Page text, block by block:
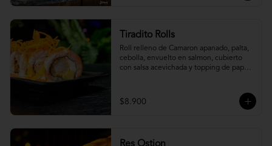
Tiradito Rolls
Roll relleno de Camaron apanado, palta,
cebolla, envuelto en salmon, cubierto
con salsa acevichada y topping de papa
$8.900